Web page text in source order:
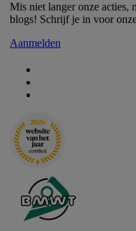
Mis niet langer onze acties,
blogs! Schrijf je in voor
Aanmelden